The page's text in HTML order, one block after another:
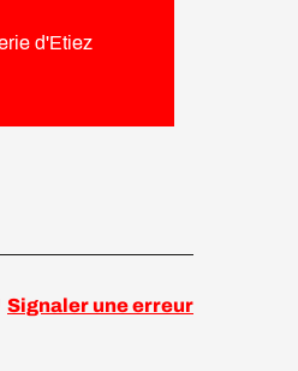
d'Etiez
Signaler une erreur